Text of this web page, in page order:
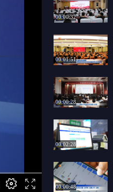
00:00:32
00:01:51
00:00:28
00:02:28
00:00:48